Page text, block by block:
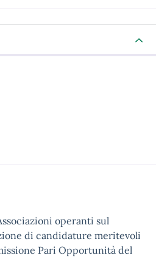
operanti sul
di candidature meritevoli
Pari Opportunità del